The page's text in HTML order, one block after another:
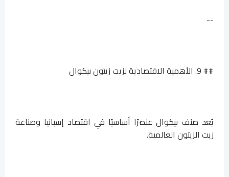
--
## 9. الأهمية الاقتصادية لزيت زيتون بيكوال
يُعد صنف بيكوال عنصرًا أساسيًا في اقتصاد إسبانيا وصناعة
زيت الزيتون العالمية.